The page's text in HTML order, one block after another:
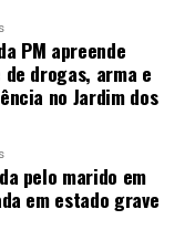
PM apreende
drogas, arma e
no Jardim dos
pelo marido em
em estado grave